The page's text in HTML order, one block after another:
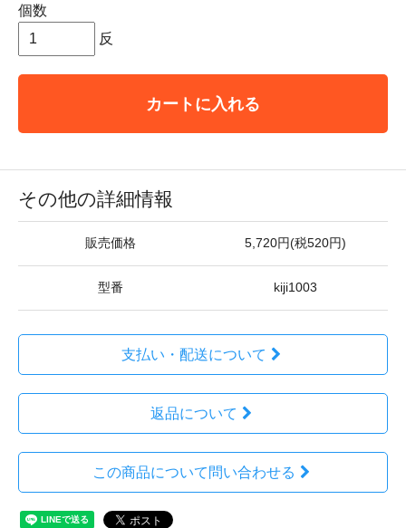
個数
反
カートに入れる
その他の詳細情報
販売価格 5,720円(税520円)
型番 kiji1003
支払い・配送について
返品について
この商品について問い合わせる